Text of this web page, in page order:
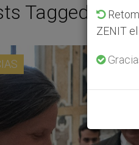
Tagged
ZENIT